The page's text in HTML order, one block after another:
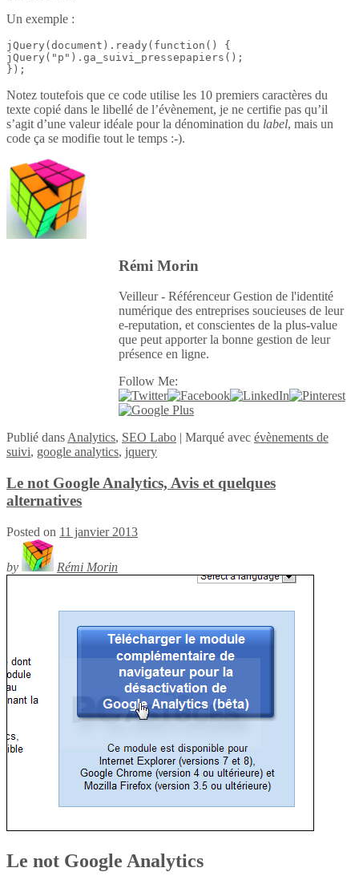
Un exemple :
jQuery(document).ready(function() {
jQuery("p").ga_suivi_pressepapiers();
});
Notez toutefois que ce code utilise les 10 premiers caractères du
texte copié dans le libellé de l’évènement, je ne certifie pas qu’il
s’agit d’une valeur idéale pour la dénomination du label, mais un
code ça se modifie tout le temps :-).
Rémi Morin
Veilleur - Référenceur Gestion de l'identité
numérique des entreprises soucieuses de leur
e-reputation, et conscientes de la plus-value
que peut apporter la bonne gestion de leur
présence en ligne.
Follow Me:
Publié dans Analytics, SEO Labo | Marqué avec évènements de
suivi, google analytics, jquery
Le not Google Analytics, Avis et quelques
alternatives
Posted on 11 janvier 2013
by Rémi Morin
Le not Google Analytics